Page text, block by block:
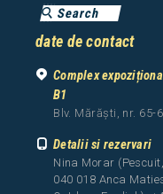
date de contact
Complex
B1
Blv. Mărăști, nr. 65-
Detalii si rezervari
Nina Morar
040 018 Anca